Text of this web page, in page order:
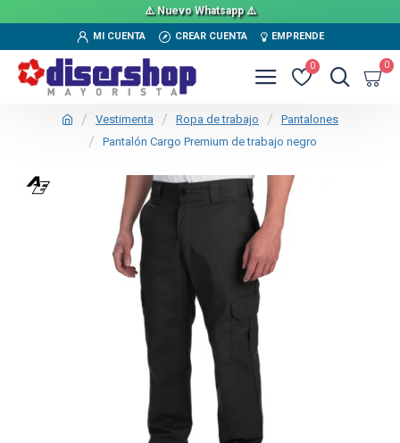
⚠️ Nuevo Whatsapp ⚠️
MI CUENTA CREAR CUENTA EMPRENDE
0 0
Vestimenta Ropa de trabajo
Pantalones
Pantalón Cargo Premium de trabajo negro
TEXTTRANSPARENTE